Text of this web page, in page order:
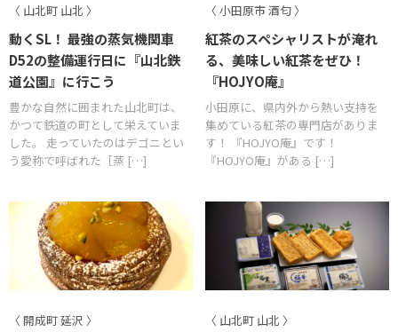
〈 山北町 山北 〉
動くSL！ 最強の蒸気機関車
D52の整備運行日に『山北鉄
道公園』に行こう
豊かな自然に囲まれた山北町は、
かつて鉄道の町として栄えていま
した。 走っていたのはデゴニとい
う愛称で呼ばれた［蒸 […]
〈 小田原市 酒匂 〉
紅茶のスペシャリストが淹れ
る、美味しい紅茶をぜひ！
『HOJYO庵』
小田原に、県内外から熱い支持を
集めている紅茶の専門店がありま
す！ 『HOJYO庵』です！
『HOJYO庵』がある […]
〈 開成町 延沢 〉 〈 山北町 山北 〉